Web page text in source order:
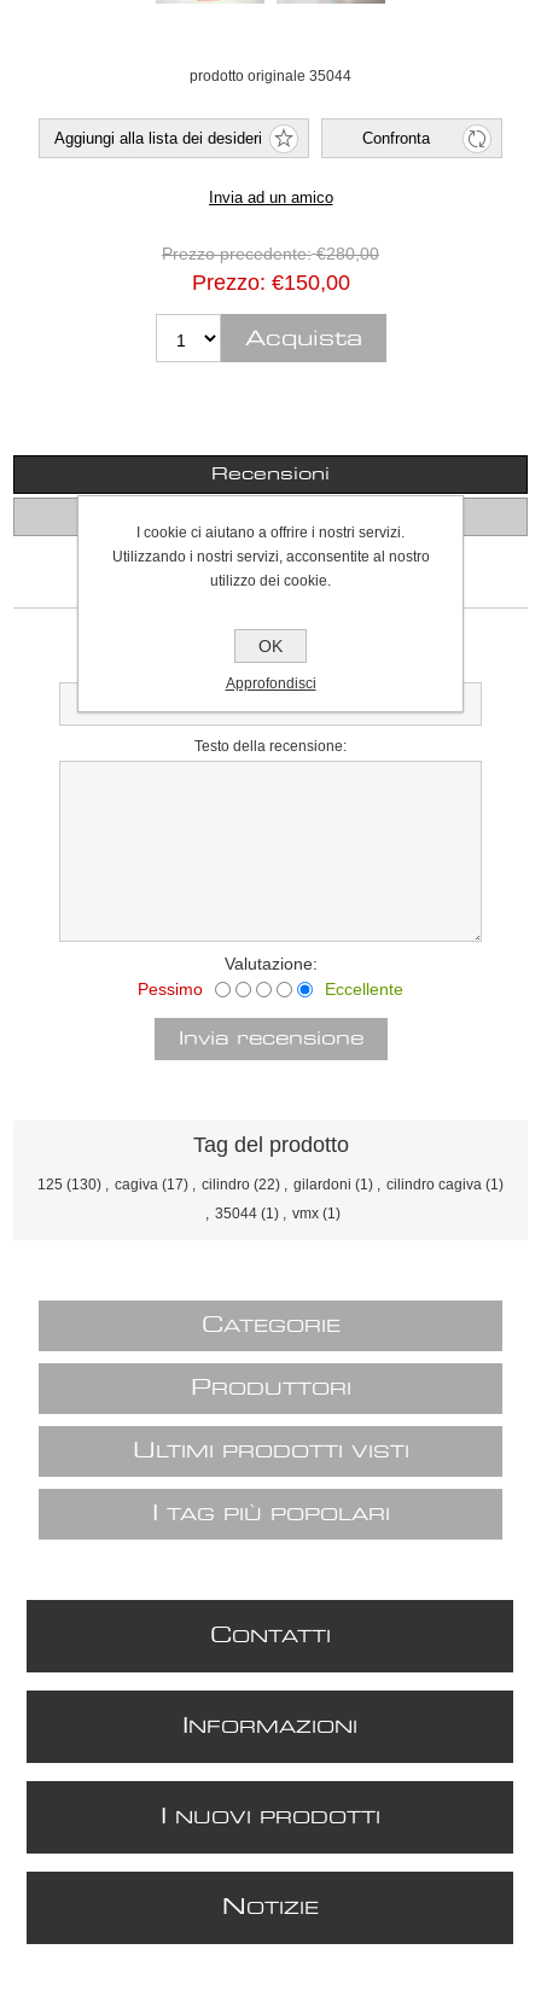
prodotto originale 35044
Prezzo precedente: €280,00
Prezzo: €150,00
Recensioni
SCRIVI UNA RECENSIONE
Solo gli utenti registrati possono scrivere recensioni
Titolo della recensione:
Testo della recensione:
Valutazione:
Pessimo
Eccellente
Tag del prodotto
125 (130) , cagiva (17) , cilindro (22) , gilardoni (1) , cilindro cagiva (1)
, 35044 (1) , vmx (1)
CATEGORIE
P RODUTTORI
U LTIMI PRODOTTI VISTI
TAG PIÙ POPOLARI
CONTATTI
NFORMAZIONI
NUOVI PRODOTTI
N OTIZIE
I cookie ci aiutano a offrire i nostri servizi.
Utilizzando i nostri servizi, acconsentite al nostro
utilizzo dei cookie.
OK
Approfondisci